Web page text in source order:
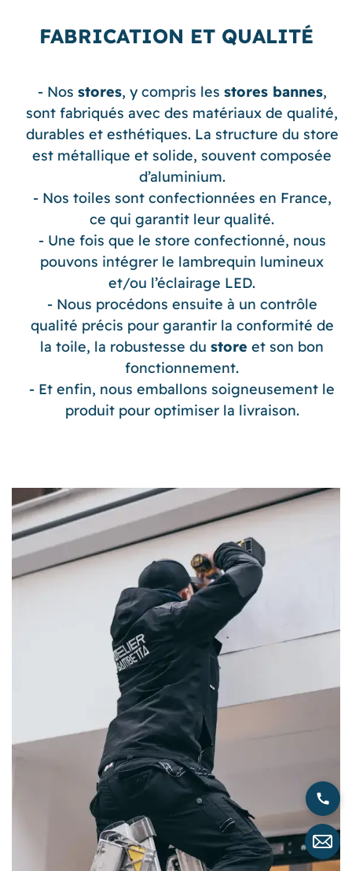
FABRICATION ET QUALITÉ
Nos stores, y compris les stores bannes,
sont fabriqués avec des matériaux de qualité,
durables et esthétiques. La structure du store
est métallique et solide, souvent composée
d’aluminium.
Nos toiles sont confectionnées en France,
ce qui garantit leur qualité.
Une fois que le store confectionné, nous
pouvons intégrer le lambrequin lumineux
et/ou l’éclairage LED.
Nous procédons ensuite à un contrôle
qualité précis pour garantir la conformité de
la toile, la robustesse du store et son bon
fonctionnement.
Et enfin, nous emballons soigneusement le
produit pour optimiser la livraison.